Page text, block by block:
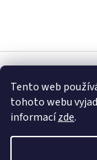
Tento web
tohoto webu
informacízde.
Copyright